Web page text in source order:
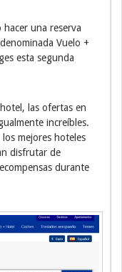
una reserva
Vuelo +
esta segunda
las ofertas en
increíbles.
los mejores hoteles
disfrutar de
durante